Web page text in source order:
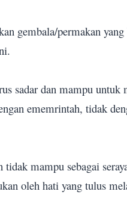
gembala/permakan
sadar dan mampu untuk
ememrintah, tidak
mampu sebagai
oleh hati yang tulus